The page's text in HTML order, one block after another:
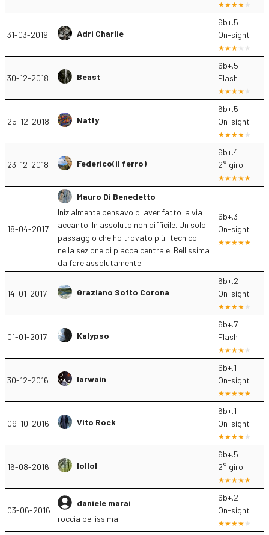
31-03-2019 Adri Charlie
6b+.5
On-sight
30-12-2018 Beast
6b+.5
Flash
25-12-2018 Natty
6b+.5
On-sight
23-12-2018 Federico(il ferro)
6b+.4
2° giro
18-04-2017
Mauro Di Benedetto
Inizialmente pensavo di aver fatto la via
accanto. In assoluto non difficile. Un solo
passaggio che ho trovato più "tecnico"
nella sezione di placca centrale. Bellissima
da fare assolutamente.
6b+.3
On-sight
14-01-2017 Graziano Sotto Corona
6b+.2
On-sight
01-01-2017 Kalypso
6b+.7
Flash
30-12-2016 Iarwain
6b+.1
On-sight
09-10-2016 Vito Rock
6b+.1
On-sight
16-08-2016 lollol
6b+.5
2° giro
03-06-2016
daniele marai
roccia bellissima
6b+.2
On-sight